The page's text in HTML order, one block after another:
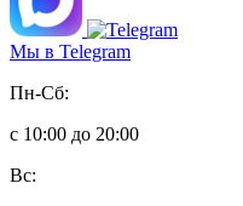
Мы в Telegram
Пн-Сб:
с 10:00 до 20:00
Вс: